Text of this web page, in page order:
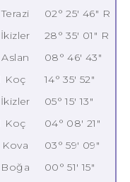
Terazi
02° 25' 46" R
İkizler
28° 35' 01" R
Aslan
08° 46' 43"
Koç
14° 35' 52"
İkizler
05° 15' 13"
Koç
04° 08' 21"
Kova
03° 59' 09"
Boğa
00° 51' 15"